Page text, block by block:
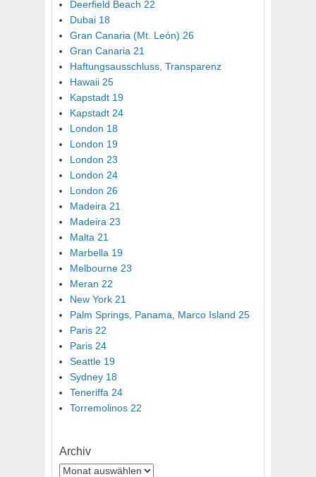
Deerfield Beach 22
Dubai 18
Gran Canaria (Mt. León) 26
Gran Canaria 21
Haftungsausschluss, Transparenz
Hawaii 25
Kapstadt 19
Kapstadt 24
London 18
London 19
London 23
London 24
London 26
Madeira 21
Madeira 23
Malta 21
Marbella 19
Melbourne 23
Meran 22
New York 21
Palm Springs, Panama, Marco Island 25
Paris 22
Paris 24
Seattle 19
Sydney 18
Teneriffa 24
Torremolinos 22
Archiv
Archiv